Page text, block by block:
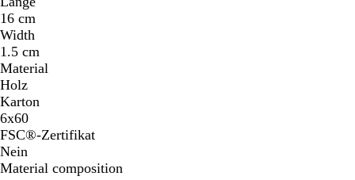
16 cm
Width
1.5 cm
Material
Holz
Karton
6x60
FSC®-Zertifikat
Nein
Material composition